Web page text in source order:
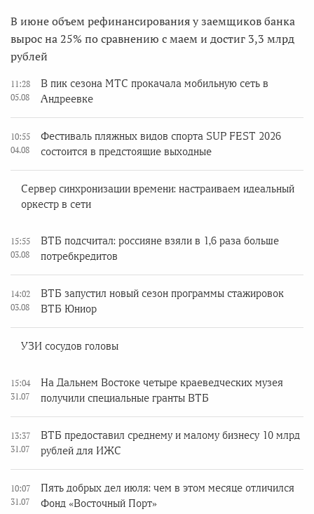
В июне объем рефинансирования у заемщиков банка
вырос на 25% по сравнению с маем и достиг 3,3 млрд
рублей
11:28
05.08
В пик сезона МТС прокачала мобильную сеть в
Андреевке
10:55
04.08
Фестиваль пляжных видов спорта SUP FEST 2026
состоится в предстоящие выходные
Сервер синхронизации времени: настраиваем идеальный
оркестр в сети
15:55
03.08
ВТБ подсчитал: россияне взяли в 1,6 раза больше
потребкредитов
14:02
03.08
ВТБ запустил новый сезон программы стажировок
ВТБ Юниор
УЗИ сосудов головы
15:04
31.07
На Дальнем Востоке четыре краеведческих музея
получили специальные гранты ВТБ
13:37
31.07
ВТБ предоставил среднему и малому бизнесу 10 млрд
рублей для ИЖС
10:07
31.07
Пять добрых дел июля: чем в этом месяце отличился
Фонд «Восточный Порт»